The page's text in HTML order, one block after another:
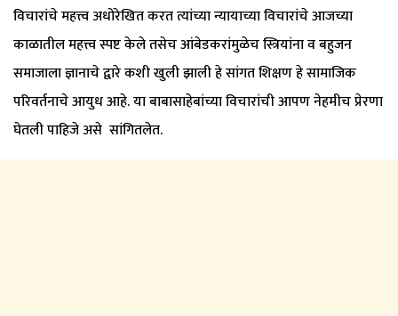
विचारांचे महत्त्व अधोरेखित करत त्यांच्या न्यायाच्या विचारांचे आजच्या
काळातील महत्त्व स्पष्ट केले तसेच आंबेडकरांमुळेच स्त्रियांना व बहुजन
समाजाला ज्ञानाचे द्वारे कशी खुली झाली हे सांगत शिक्षण हे सामाजिक
परिवर्तनाचे आयुध आहे. या बाबासाहेबांच्या विचारांची आपण नेहमीच प्रेरणा
घेतली पाहिजे असे सांगितलेत.